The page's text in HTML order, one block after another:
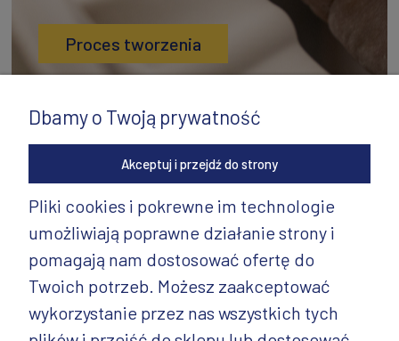
Proces tworzenia
INFORMACJE
PRODUKTY CD.
Dbamy o Twoją prywatność
Akceptuj i przejdź do strony
Pliki cookies i pokrewne im technologie
umożliwiają poprawne działanie strony i
pomagają nam dostosować ofertę do
Twoich potrzeb. Możesz zaakceptować
wykorzystanie przez nas wszystkich tych